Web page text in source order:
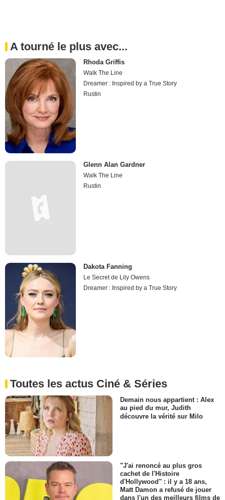
A tourné le plus avec...
Rhoda Griffis
Walk The Line
Dreamer : Inspired by a True Story
Rustin
Glenn Alan Gardner
Walk The Line
Rustin
Dakota Fanning
Le Secret de Lily Owens
Dreamer : Inspired by a True Story
Toutes les actus Ciné & Séries
Demain nous appartient : Alex
au pied du mur, Judith
découvre la vérité sur Milo
"J'ai renoncé au plus gros
cachet de l'Histoire
d'Hollywood" : il y a 18 ans,
Matt Damon a refusé de jouer
dans l'un des meilleurs films de